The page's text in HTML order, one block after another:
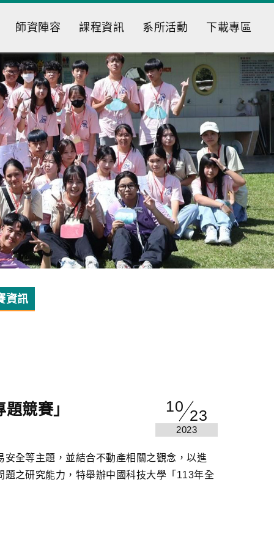
師資陣容 課程資訊 系所活動 下載專區
資訊
競賽」
2023
10
23
全等主題，並結合不動產相關之觀念，以進
之研究能力，特舉辦中國科技大學「113年全